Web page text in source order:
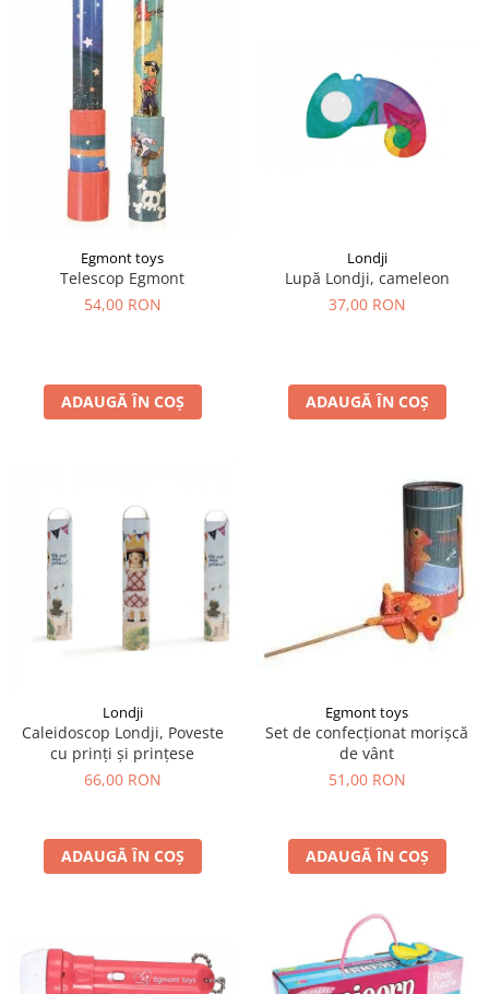
Egmont toys
Telescop Egmont
54,00 RON
ADAUGĂ ÎN COȘ
Londji
Lupă Londji, cameleon
37,00 RON
ADAUGĂ ÎN COȘ
Londji
Caleidoscop Londji, Poveste
cu prinți și prințese
66,00 RON
ADAUGĂ ÎN COȘ
Egmont toys
Set de confecționat morișcă
de vânt
51,00 RON
ADAUGĂ ÎN COȘ